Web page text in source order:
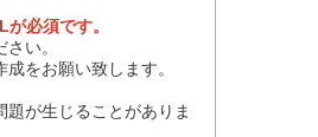
必須です。
い。
をお願い致します。
が生じることがありま